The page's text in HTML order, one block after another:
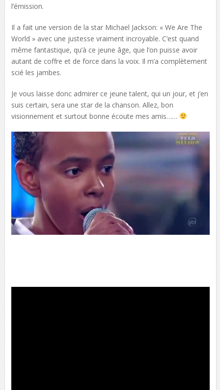
l’émission.
Il a fait une version de la star Michael Jackson: « We Are The
World » avec une justesse vraiment incroyable. C’est quand
même fantastique, qu’à ce jeune âge, que l’on puisse avoir
autant de coffre et de force dans la voix. Il m’a complètement
scié les jambes.
Je vous laisse donc admirer ce jeune talent, qui un jour, et j’en
suis certain, sera une star de la chanson. Allez, bon
visionnement et surtout bonne écoute mes amis……